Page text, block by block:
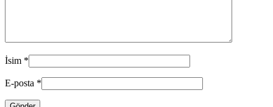
İsim *
E-posta *